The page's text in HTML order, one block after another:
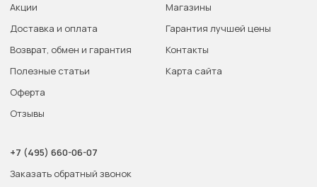
Акции
Доставка и оплата
Возврат, обмен и гарантия
Полезные статьи
Оферта
Отзывы
Магазины
Гарантия лучшей цены
Контакты
Карта сайта
+7 (495) 660-06-07
Заказать обратный звонок